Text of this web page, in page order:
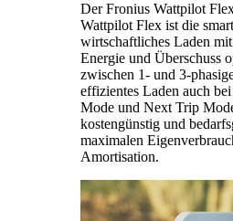
Der Fronius Wattpilot
Wattpilot Flex ist die
wirtschaftliches Laden
Energie und Überschuss
zwischen 1- und 3-
effizientes Laden auch
Mode und Next Trip
kostengünstig und
maximalen
Amortisation.